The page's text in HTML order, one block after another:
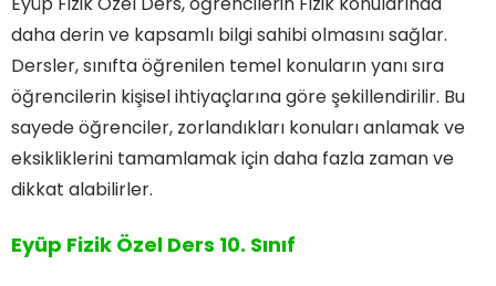
daha derin ve kapsamlı bilgi sahibi olmasını sağlar.
Dersler, sınıfta öğrenilen temel konuların yanı sıra
öğrencilerin kişisel ihtiyaçlarına göre şekillendirilir. Bu
sayede öğrenciler, zorlandıkları konuları anlamak ve
eksikliklerini tamamlamak için daha fazla zaman ve
dikkat alabilirler.
Eyüp Fizik Özel Ders 10. Sınıf